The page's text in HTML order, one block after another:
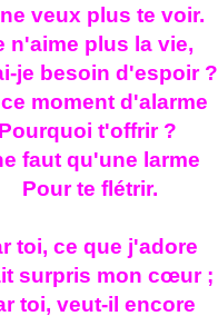
veux plus te voir.
n'aime plus la vie,
je besoin d'espoir ?
moment d'alarme
Pourquoi t'offrir ?
faut qu'une larme
Pour te flétrir.
toi, ce que j'adore
surpris mon cœur ;
toi, veut-il encore